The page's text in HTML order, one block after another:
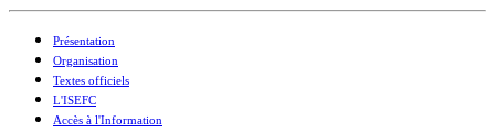
Présentation
Organisation
Textes officiels
L'ISEFC
Accès à l'Information